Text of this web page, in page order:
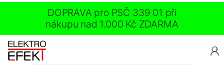
DOPRAVA pro PSČ 339 01 při
nákupu nad 1.000 Kč ZDARMA